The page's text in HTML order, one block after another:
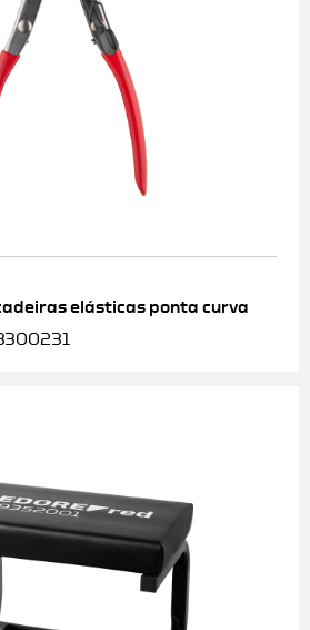
elásticas ponta curva